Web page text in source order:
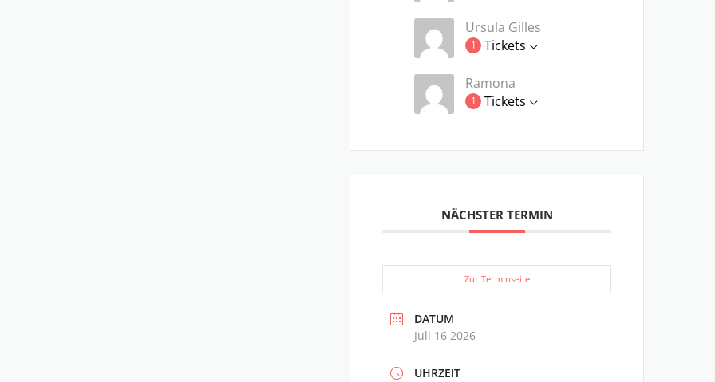
Ursula Gilles
1 Tickets
Ramona
1 Tickets
NÄCHSTER TERMIN
Zur Terminseite
DATUM
Juli 16 2026
UHRZEIT